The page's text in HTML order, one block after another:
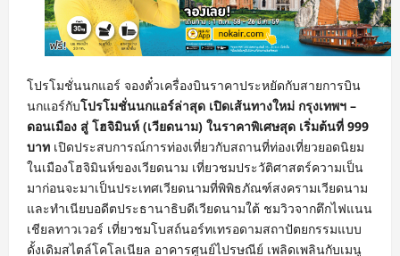
โปรโมชั่นนกแอร์ จองตั๋วเครื่องบินราคาประหยัดกับสายการบิน
นกแอร์กับโปรโมชั่นนกแอร์ล่าสุด เปิดเส้นทางใหม่ กรุงเทพฯ –
ดอนเมือง สู่ โฮจิมินห์ (เวียดนาม) ในราคาพิเศษสุด เริ่มต้นที่ 999
บาท เปิดประสบการณ์การท่องเที่ยวกับสถานที่ท่องเที่ยวยอดนิยม
ในเมืองโฮจิมินห์ของเวียดนาม เที่ยวชมประวัติศาสตร์ความเป็น
มาก่อนจะมาเป็นประเทศเวียดนามที่พิพิธภัณฑ์สงครามเวียดนาม
และทำเนียบอดีตประธานาธิบดีเวียดนามใต้ ชมวิวจากตึกไฟแนน
เชียลทาวเวอร์ เที่ยวชมโบสถ์นอร์ทเทรอดามสถาปัตยกรรมแบบ
ดั้งเดิมสไตล์โคโลเนียล อาคารศูนย์ไปรษณีย์ เพลิดเพลินกับเมนู